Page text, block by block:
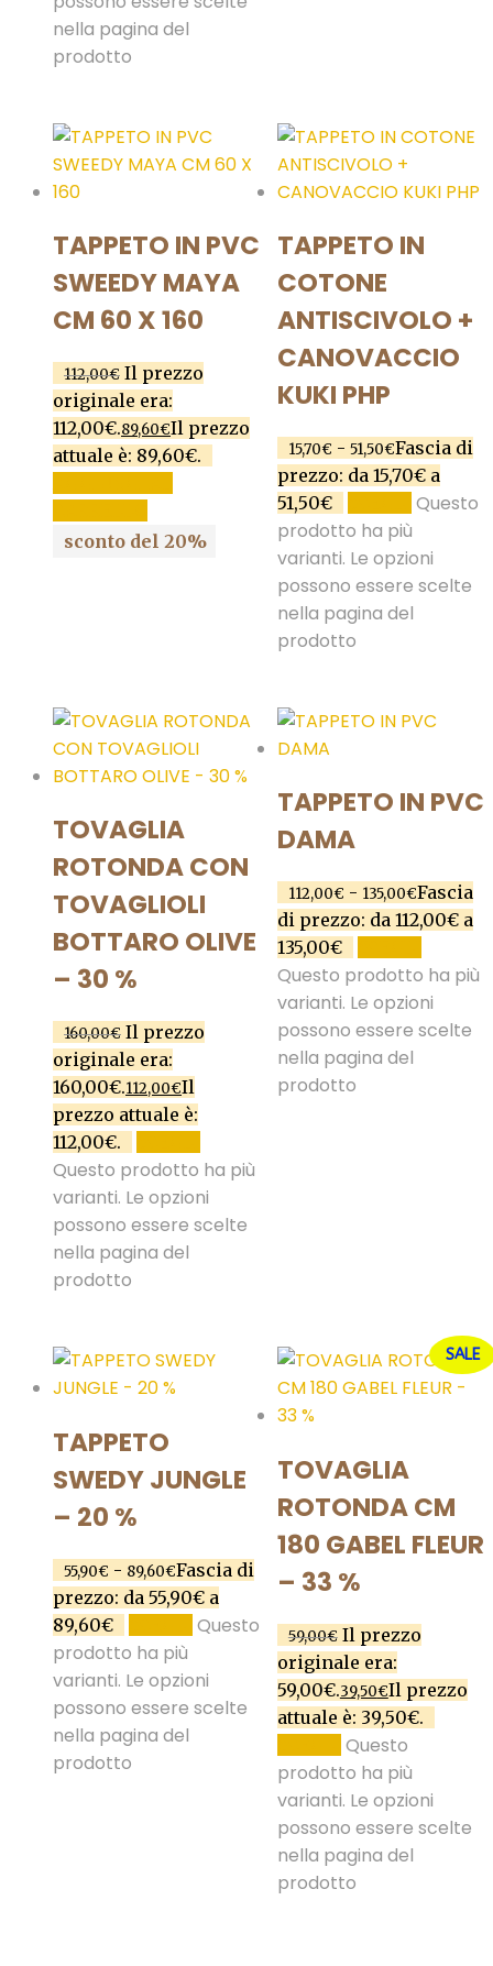
nella pagina del
prodotto
TAPPETO IN PVC
SWEEDY MAYA
CM 60 X 160
112,00€ Il prezzo
originale era:
112,00€.89,60€Il prezzo
attuale è: 89,60€.
sconto del 20%
TAPPETO IN
COTONE
ANTISCIVOLO +
CANOVACCIO
KUKI PHP
15,70€ - 51,50€Fascia di
prezzo: da 15,70€ a
51,50€
Questo
prodotto ha più
varianti. Le opzioni
possono essere scelte
nella pagina del
prodotto
TOVAGLIA
ROTONDA CON
TOVAGLIOLI
BOTTARO OLIVE
– 30 %
160,00€ Il prezzo
originale era:
160,00€.112,00€Il
prezzo attuale è:
112,00€.
Questo prodotto ha più
varianti. Le opzioni
possono essere scelte
nella pagina del
prodotto
TAPPETO IN PVC
DAMA
112,00€ - 135,00€Fascia
di prezzo: da 112,00€ a
135,00€
Questo prodotto ha più
varianti. Le opzioni
possono essere scelte
nella pagina del
prodotto
TAPPETO
SWEDY JUNGLE
– 20 %
55,90€ - 89,60€Fascia di
prezzo: da 55,90€ a
89,60€
Questo
prodotto ha più
varianti. Le opzioni
possono essere scelte
nella pagina del
prodotto
SALE
TOVAGLIA
ROTONDA CM
180 GABEL FLEUR
– 33 %
59,00€ Il prezzo
originale era:
59,00€.39,50€Il prezzo
attuale è: 39,50€.
Questo
prodotto ha più
varianti. Le opzioni
possono essere scelte
nella pagina del
prodotto